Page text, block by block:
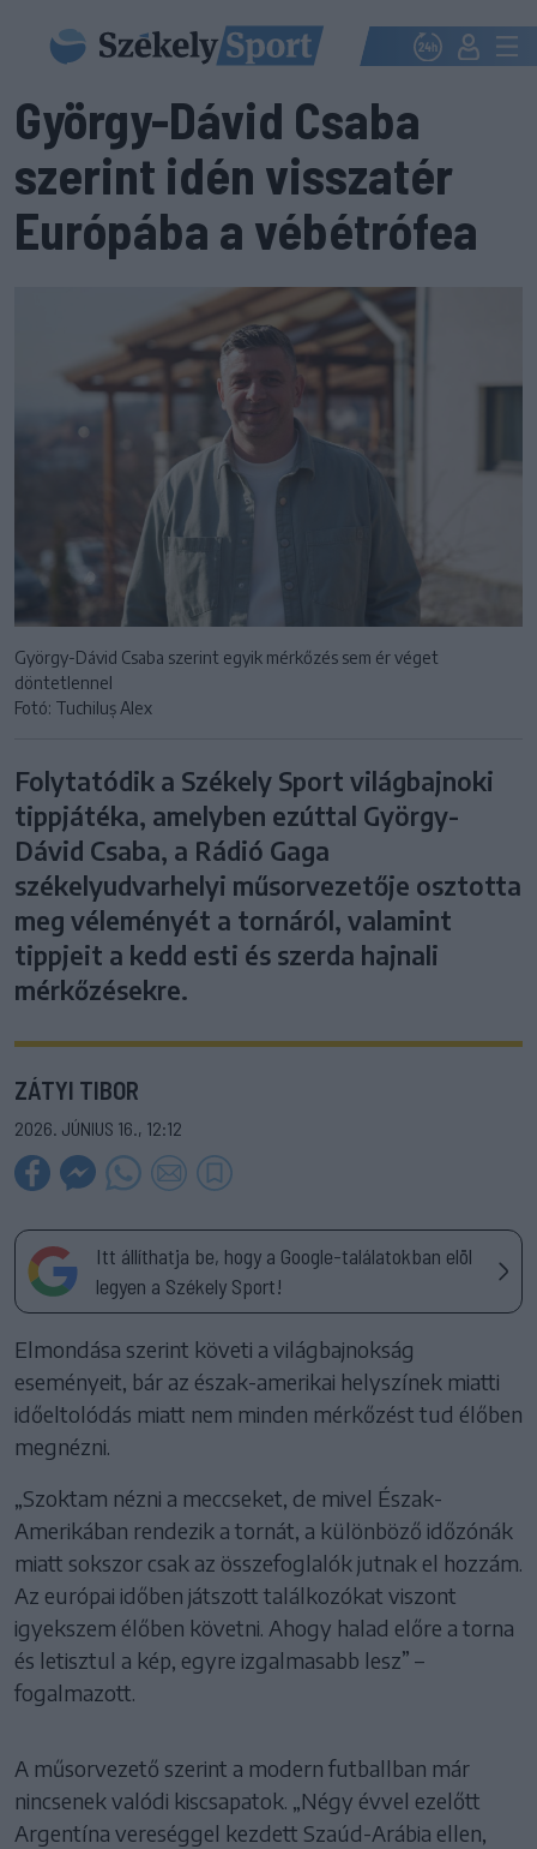
György-Dávid Csaba
szerint idén visszatér
Európába a vébétrófea
György-Dávid Csaba szerint egyik mérkőzés sem ér véget
döntetlennel
Fotó: Tuchiluș Alex
Folytatódik a Székely Sport világbajnoki
tippjátéka, amelyben ezúttal György-
Dávid Csaba, a Rádió Gaga
székelyudvarhelyi műsorvezetője osztotta
meg véleményét a tornáról, valamint
tippjeit a kedd esti és szerda hajnali
mérkőzésekre.
ZÁTYI TIBOR
2026. JÚNIUS 16., 12:12
Itt állíthatja be, hogy a Google-találatokban elöl
legyen a Székely Sport!
Elmondása szerint követi a világbajnokság
eseményeit, bár az észak-amerikai helyszínek miatti
időeltolódás miatt nem minden mérkőzést tud élőben
megnézni.
„Szoktam nézni a meccseket, de mivel Észak-
Amerikában rendezik a tornát, a különböző időzónák
miatt sokszor csak az összefoglalók jutnak el hozzám.
Az európai időben játszott találkozókat viszont
igyekszem élőben követni. Ahogy halad előre a torna
és letisztul a kép, egyre izgalmasabb lesz” –
fogalmazott.
A műsorvezető szerint a modern futballban már
nincsenek valódi kiscsapatok. „Négy évvel ezelőtt
Argentína vereséggel kezdett Szaúd-Arábia ellen,